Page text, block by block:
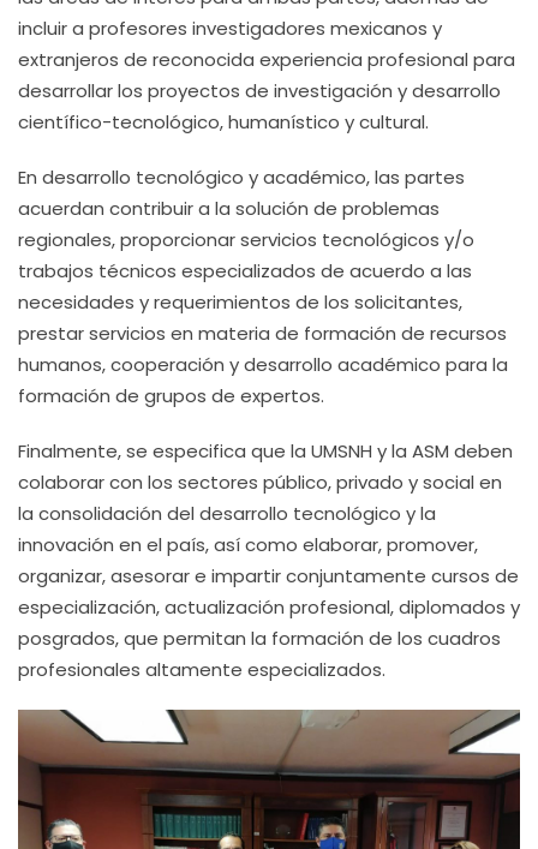
incluir a profesores investigadores mexicanos y
extranjeros de reconocida experiencia profesional para
desarrollar los proyectos de investigación y desarrollo
científico-tecnológico, humanístico y cultural.
En desarrollo tecnológico y académico, las partes
acuerdan contribuir a la solución de problemas
regionales, proporcionar servicios tecnológicos y/o
trabajos técnicos especializados de acuerdo a las
necesidades y requerimientos de los solicitantes,
prestar servicios en materia de formación de recursos
humanos, cooperación y desarrollo académico para la
formación de grupos de expertos.
Finalmente, se especifica que la UMSNH y la ASM deben
colaborar con los sectores público, privado y social en
la consolidación del desarrollo tecnológico y la
innovación en el país, así como elaborar, promover,
organizar, asesorar e impartir conjuntamente cursos de
especialización, actualización profesional, diplomados y
posgrados, que permitan la formación de los cuadros
profesionales altamente especializados.